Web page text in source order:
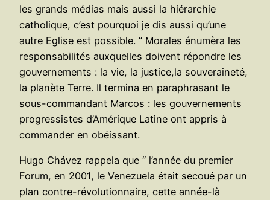
les grands médias mais aussi la hiérarchie
catholique, c’est pourquoi je dis aussi qu’une
autre Eglise est possible. ” Morales énumèra les
responsabilités auxquelles doivent répondre les
gouvernements : la vie, la justice,la souveraineté,
la planète Terre. Il termina en paraphrasant le
sous-commandant Marcos : les gouvernements
progressistes d’Amérique Latine ont appris à
commander en obéissant.
Hugo Chávez rappela que “ l’année du premier
Forum, en 2001, le Venezuela était secoué par un
plan contre-révolutionnaire, cette année-là